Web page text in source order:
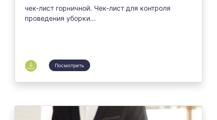
чек-лист горничной. Чек-лист для контроля
проведения уборки...
Посмотреть